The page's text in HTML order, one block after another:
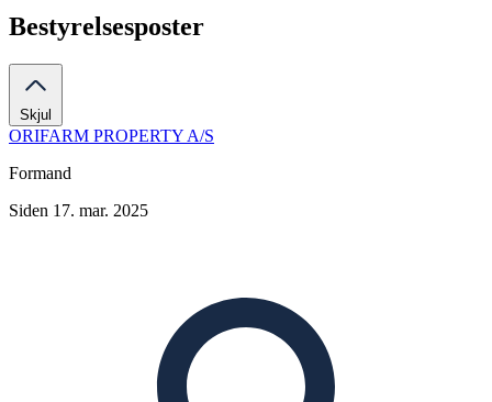
Bestyrelsesposter
Skjul
ORIFARM PROPERTY A/S
Formand
Siden 17. mar. 2025